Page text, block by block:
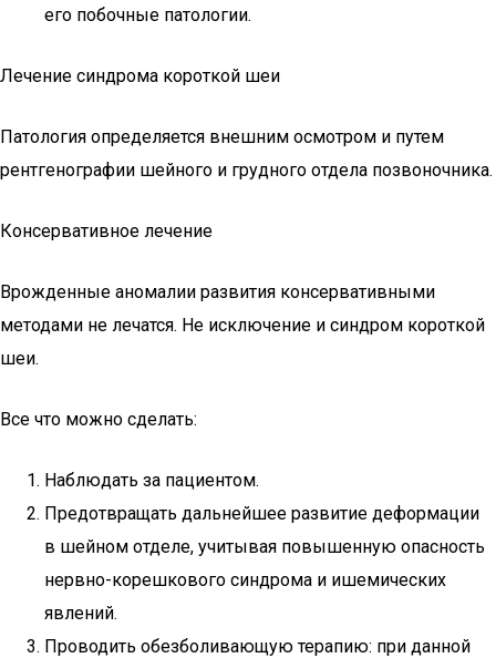
его побочные патологии.
Лечение синдрома короткой шеи
Патология определяется внешним осмотром и путем
рентгенографии шейного и грудного отдела позвоночника.
Консервативное лечение
Врожденные аномалии развития консервативными
методами не лечатся. Не исключение и синдром короткой
шеи.
Все что можно сделать:
Наблюдать за пациентом.
Предотвращать дальнейшее развитие деформации
в шейном отделе, учитывая повышенную опасность
нервно-корешкового синдрома и ишемических
явлений.
Проводить обезболивающую терапию: при данной